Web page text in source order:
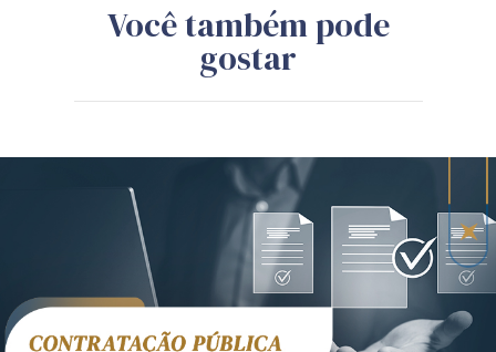
Você também pode
gostar